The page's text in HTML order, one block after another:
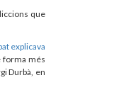
que
explicava
forma més
Durbà, en